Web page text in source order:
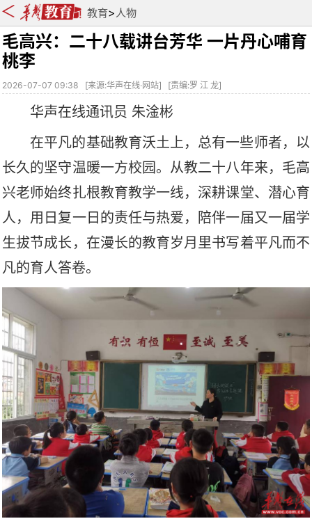
教育> 人物
毛高兴：二十八载讲台芳华 一片丹心哺育
桃李
2026-07-07 09:38 [来源:华声在线·网站] [责编:罗 江 龙]
华声在线通讯员 朱淦彬
在平凡的基础教育沃土上，总有一些师者，以
长久的坚守温暖一方校园。从教二十八年来，毛高
兴老师始终扎根教育教学一线，深耕课堂、潜心育
人，用日复一日的责任与热爱，陪伴一届又一届学
生拔节成长，在漫长的教育岁月里书写着平凡而不
凡的育人答卷。